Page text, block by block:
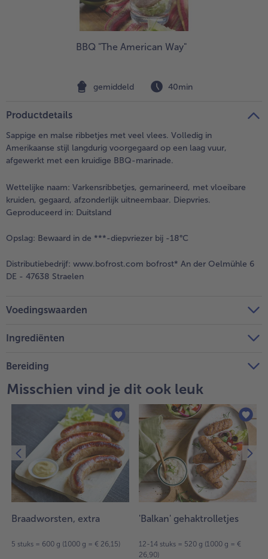
BBQ "The American Way"
gemiddeld 40min
Productdetails
Sappige en malse ribbetjes met veel vlees. Volledig in
Amerikaanse stijl langdurig voorgegaard op een laag vuur,
afgewerkt met een kruidige BBQ-marinade.
Wettelijke naam: Varkensribbetjes, gemarineerd, met vloeibare
kruiden, gegaard, afzonderlijk uitneembaar. Diepvries.
Geproduceerd in: Duitsland
Opslag: Bewaard in de ***-diepvriezer bij -18°C
Distributiebedrijf: www.bofrost.com bofrost* An der Oelmühle 6
DE - 47638 Straelen
Voedingswaarden
Ingrediënten
Bereiding
Misschien vind je dit ook leuk
Braadworsten, extra
5 stuks = 600 g (1000 g = € 26,15)
'Balkan' gehaktrolletjes
12-14 stuks = 520 g (1000 g = €
26,90)